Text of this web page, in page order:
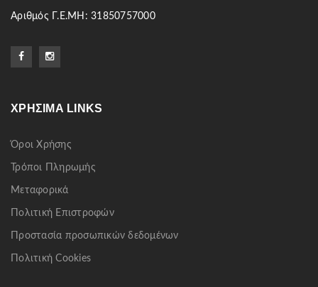
Αριθμός Γ.Ε.ΜΗ: 31850757000
ΧΡΉΣΙΜΑ LINKS
Όροι Χρήσης
Τρόποι Πληρωμής
Μεταφορικά
Πολιτική Επιστροφών
Προστασία προσωπικών δεδομένων
Πολιτική Cookies